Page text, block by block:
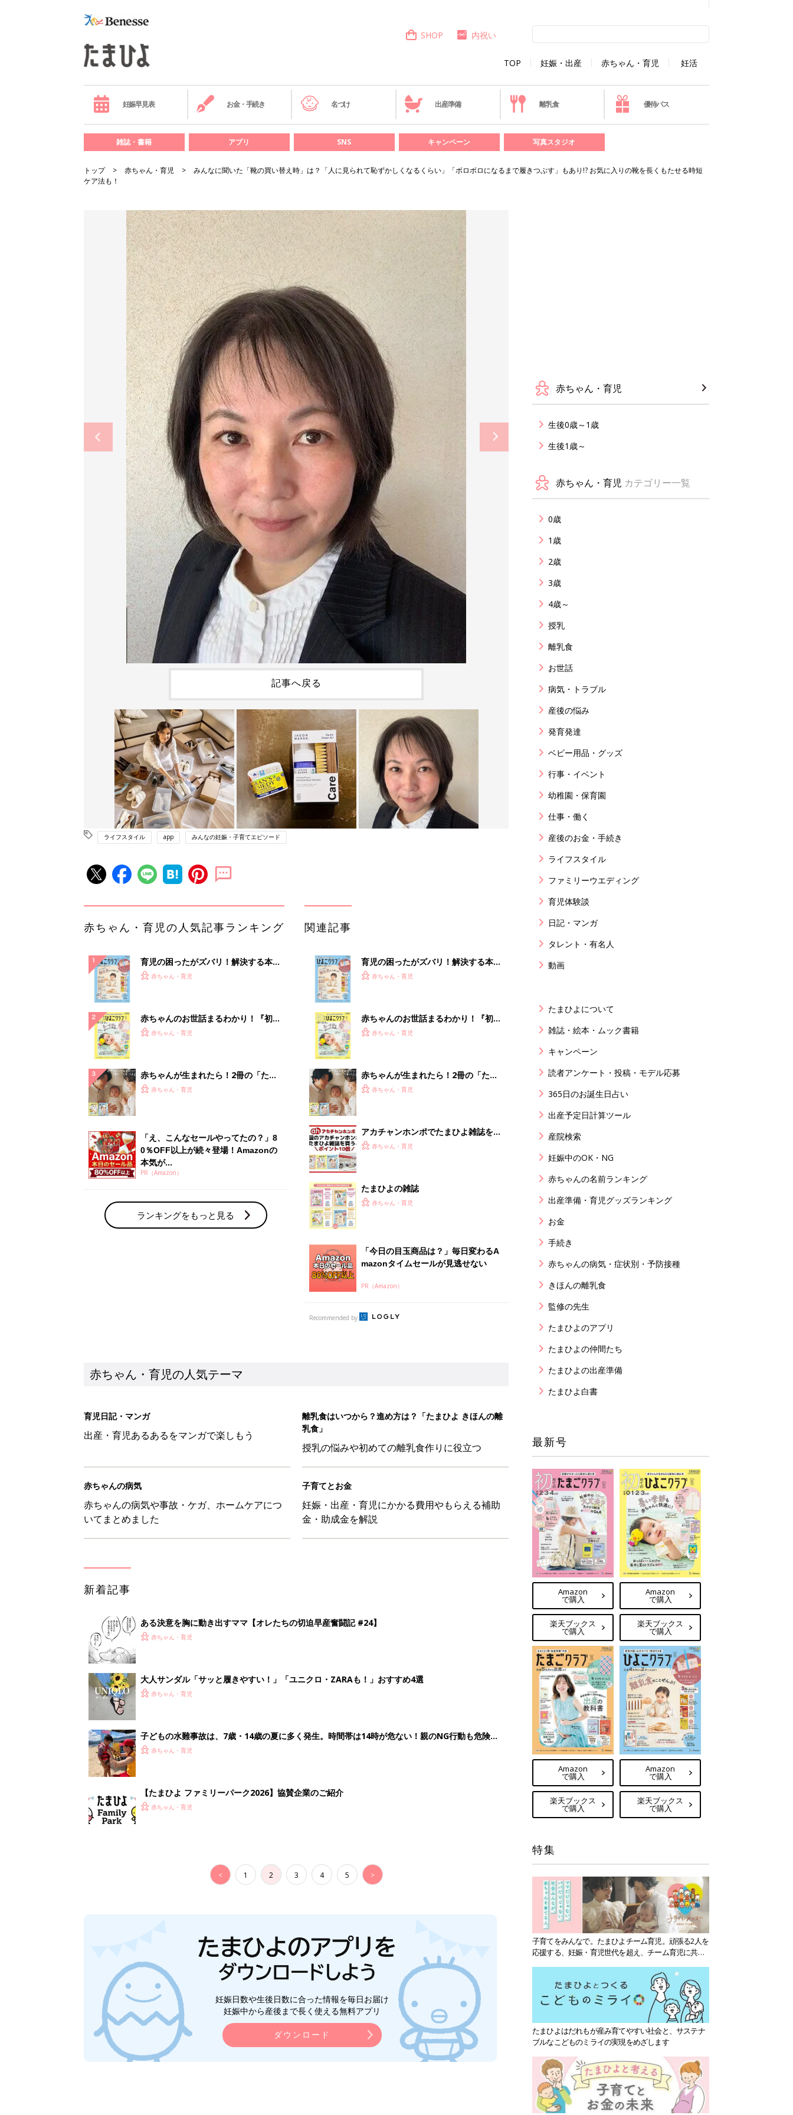
TOP 妊娠・出産 赤ちゃん・育児 妊活
SHOP 内祝い
妊娠早見表 お金・手続き 名づけ 出産準備 離乳食 優待パス
雑誌・書籍 アプリ SNS キャンペーン 写真スタジオ
トップ 赤ちゃん・育児
みんなに聞いた「靴の買い替え時」は？「人に見られて恥ずかしくなるくらい」「ボロボロになるまで履きつぶす」もあり!? お気に入りの靴を長くもたせる時短
ケア法も！
記事へ戻る
ライフスタイル app みんなの妊娠・子育てエピソード
赤ちゃん・育児の人気記事ランキング
育児の困ったがズバリ！解決する本
『ひよこクラブ 秋号』 4カ月～2才
赤ちゃん・育児
赤ちゃんのお世話まるわかり！『初め
てのひよこクラブ 夏号』〈巻頭大特
赤ちゃん・育児
赤ちゃんが生まれたら！2冊の「たま
ひよ」
赤ちゃん・育児
「え、こんなセールやってたの？」8
0％OFF以上が続々登場！Amazonの
本気が...
PR（Amazon）
ランキングをもっと見る
関連記事
育児の困ったがズバリ！解決する本
『ひよこクラブ 秋号』 4カ月～2才
赤ちゃん・育児
赤ちゃんのお世話まるわかり！『初め
てのひよこクラブ 夏号』〈巻頭大特
赤ちゃん・育児
赤ちゃんが生まれたら！2冊の「たま
ひよ」
赤ちゃん・育児
アカチャンホンポでたまひよ雑誌を買
うとポイント10倍【期間限定】
赤ちゃん・育児
たまひよの雑誌
赤ちゃん・育児
「今日の目玉商品は？」毎日変わるA
mazonタイムセールが見逃せない
PR（Amazon）
Recommended by
赤ちゃん・育児の人気テーマ
育児日記・マンガ
出産・育児あるあるをマンガで楽しもう
離乳食はいつから？進め方は？「たまひよ きほんの離
乳食」
授乳の悩みや初めての離乳食作りに役立つ
赤ちゃんの病気
赤ちゃんの病気や事故・ケガ、ホームケアにつ
いてまとめました
子育てとお金
妊娠・出産・育児にかかる費用やもらえる補助
金・助成金を解説
新着記事
ある決意を胸に動き出すママ【オレたちの切迫早産奮闘記 #24】
赤ちゃん・育児
大人サンダル「サッと履きやすい！」「ユニクロ・ZARAも！」おすすめ4選
赤ちゃん・育児
子どもの水難事故は、7歳・14歳の夏に多く発生。時間帯は14時が危ない！親のNG行動も危険を
まねく【専門家】
赤ちゃん・育児
【たまひよ ファミリーパーク2026】協賛企業のご紹介
赤ちゃん・育児
< 1 2 3 4 5 >
妊娠日数や生後日数に合った情報を毎日お届け
妊娠中から産後まで長く使える無料アプリ
ダウンロード
赤ちゃん・育児
生後0歳～1歳
生後1歳～
赤ちゃん・育児 カテゴリー一覧
0歳
1歳
2歳
3歳
4歳～
授乳
離乳食
お世話
病気・トラブル
産後の悩み
発育発達
ベビー用品・グッズ
行事・イベント
幼稚園・保育園
仕事・働く
産後のお金・手続き
ライフスタイル
ファミリーウエディング
育児体験談
日記・マンガ
タレント・有名人
動画
たまひよについて
雑誌・絵本・ムック書籍
キャンペーン
読者アンケート・投稿・モデル応募
365日のお誕生日占い
出産予定日計算ツール
産院検索
妊娠中のOK・NG
赤ちゃんの名前ランキング
出産準備・育児グッズランキング
お金
手続き
赤ちゃんの病気・症状別・予防接種
きほんの離乳食
監修の先生
たまひよのアプリ
たまひよの仲間たち
たまひよの出産準備
たまひよ白書
最新号
Amazon
で購入
楽天ブックス
で購入
Amazon
で購入
楽天ブックス
で購入
Amazon
で購入
楽天ブックス
で購入
Amazon
で購入
楽天ブックス
で購入
特集
子育てをみんなで。たまひよチーム育児。頑張る2人を
応援する、妊娠・育児世代を超え、チーム育児に共感
たまひよはだれもが産み育てやすい社会と、サステナ
ブルなこどものミライの実現をめざします